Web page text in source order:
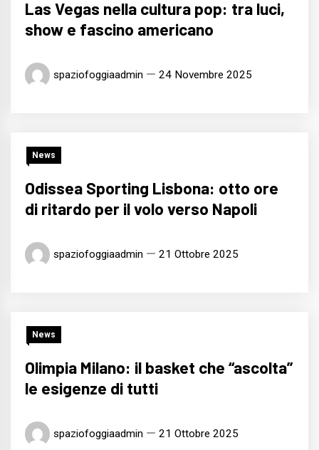
Las Vegas nella cultura pop: tra luci,
show e fascino americano
spaziofoggiaadmin 24 Novembre 2025
News
Odissea Sporting Lisbona: otto ore
di ritardo per il volo verso Napoli
spaziofoggiaadmin 21 Ottobre 2025
News
Olimpia Milano: il basket che “ascolta”
le esigenze di tutti
spaziofoggiaadmin 21 Ottobre 2025